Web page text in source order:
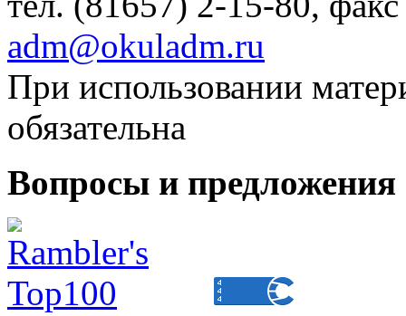
adm@okuladm.ru
При использовании
обязательна
Вопросы и